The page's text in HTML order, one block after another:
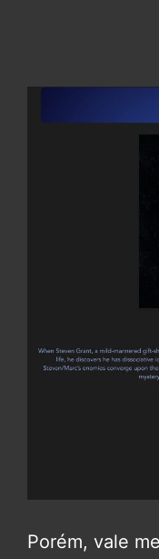
Porém, vale